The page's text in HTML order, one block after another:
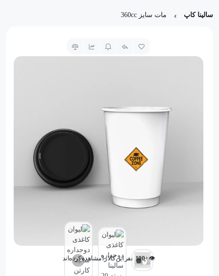
سالینا کاپ مات سایز 360cc
👁️ +
100 نفر این کالا را مشاهده کرده‌اند
👁️ +
100 نفر این کالا را مشاهده کرده‌اند